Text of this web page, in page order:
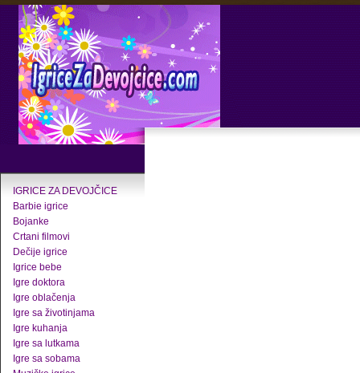
IGRICE ZA DEVOJČICE
Barbie igrice
Bojanke
Crtani filmovi
Dečije igrice
Igrice bebe
Igre doktora
Igre oblačenja
Igre sa životinjama
Igre kuhanja
Igre sa lutkama
Igre sa sobama